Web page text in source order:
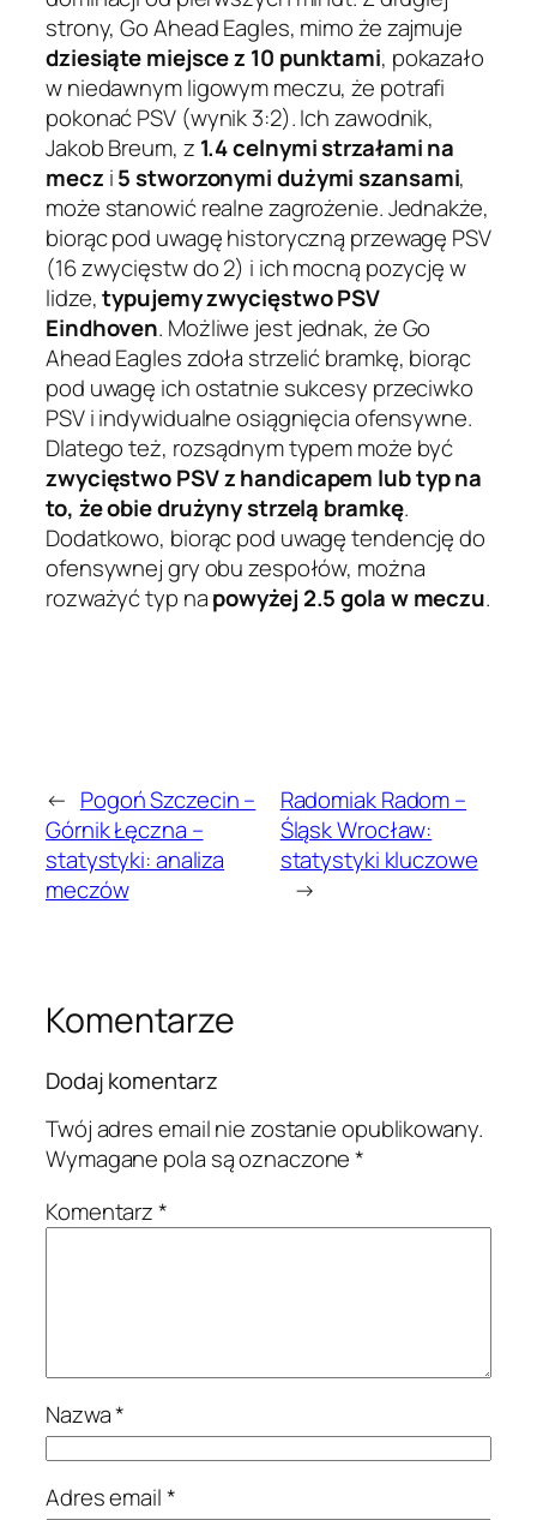
strony, Go Ahead Eagles, mimo że zajmuje
dziesiąte miejsce z 10 punktami, pokazało
w niedawnym ligowym meczu, że potrafi
pokonać PSV (wynik 3:2). Ich zawodnik,
Jakob Breum, z 1.4 celnymi strzałami na
mecz i5 stworzonymi dużymi szansami,
może stanowić realne zagrożenie. Jednakże,
biorąc pod uwagę historyczną przewagę PSV
(16 zwycięstw do 2) i ich mocną pozycję w
lidze,typujemy zwycięstwo PSV
Eindhoven. Możliwe jest jednak, że Go
Ahead Eagles zdoła strzelić bramkę, biorąc
pod uwagę ich ostatnie sukcesy przeciwko
PSV i indywidualne osiągnięcia ofensywne.
Dlatego też, rozsądnym typem może być
zwycięstwo PSV z handicapem lub typ na
to, że obie drużyny strzelą bramkę.
Dodatkowo, biorąc pod uwagę tendencję do
ofensywnej gry obu zespołów, można
rozważyć typ napowyżej 2.5 gola w meczu.
← Pogoń Szczecin –
Górnik Łęczna –
statystyki: analiza
meczów
Radomiak Radom –
Śląsk Wrocław:
statystyki kluczowe
→
Komentarze
Dodaj komentarz
Twój adres email nie zostanie opublikowany.
Wymagane pola są oznaczone*
Komentarz*
Nazwa*
Adres email*